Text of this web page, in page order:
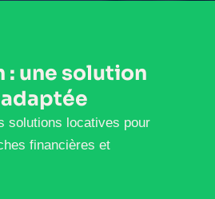
: une solution
solutions locatives pour
financières et